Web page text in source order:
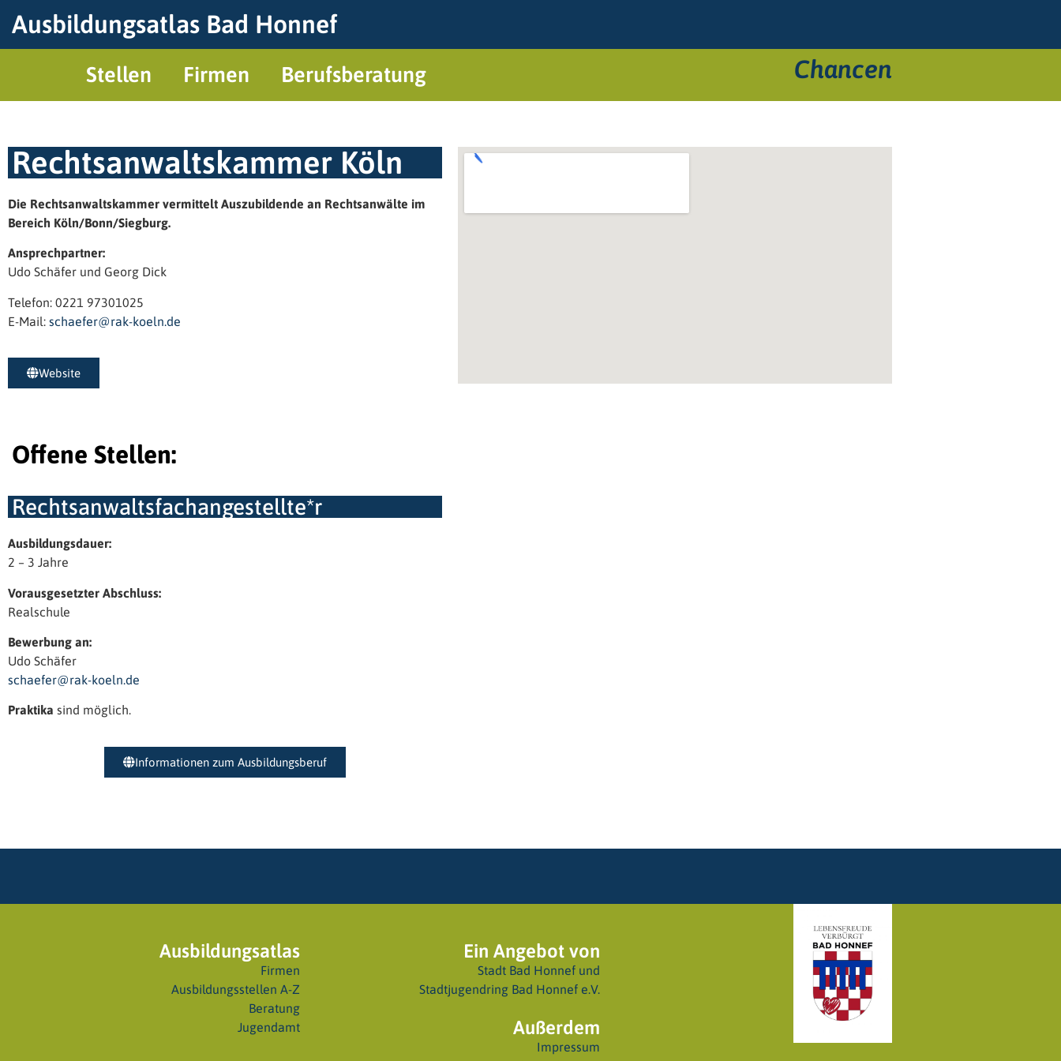
Ausbildungsatlas Bad Honnef
Stellen Firmen Berufsberatung Chancen
Rechtsanwaltskammer Köln
Die Rechtsanwaltskammer vermittelt Auszubildende an Rechtsanwälte im
Bereich Köln/Bonn/Siegburg.
Ansprechpartner:
Udo Schäfer und Georg Dick
Telefon: 0221 97301025
E-Mail: schaefer@rak-koeln.de
Website
Offene Stellen:
Rechtsanwaltsfachangestellte*r
Ausbildungsdauer:
2 – 3 Jahre
Vorausgesetzter Abschluss:
Realschule
Bewerbung an:
Udo Schäfer
schaefer@rak-koeln.de
Praktika sind möglich.
Informationen zum Ausbildungsberuf
Ausbildungsatlas
Firmen
Ausbildungsstellen A-Z
Beratung
Jugendamt
Ein Angebot von
Stadt Bad Honnefund
Stadtjugendring Bad Honnef e.V.
Außerdem
Impressum